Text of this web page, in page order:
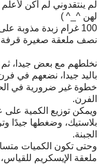
لم ينتقدوني لم أكن
لهن ^_^ )
100 غرام زبدة مذوبة على النار
نصف ملعقة صغيرة قرفة
نخلطهم مع بعض جيدا،
باليد جيدا، نضعهم في
خطوة غير ضرورية في
الفرن.
ويمكن توزيع الكمية
بلاستيك، وضغطها جيدًا
الجبنة.
وحتى تكون الكميات
ملعقة الإيسكريم